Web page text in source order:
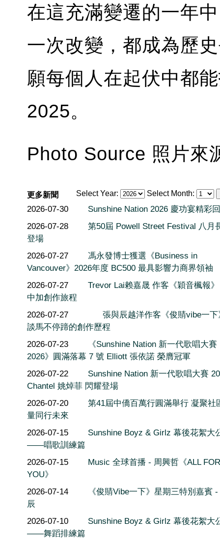
在這充滿變遷的一年
一次改變，都成為歷
願每個人在起伏中都
2025。
Photo Source 照片來
Select Year: Select Month:
更多新聞
2026-07-30
Sunshine Nation 2026 慶功宴精彩
2026-07-28
第50屆 Powell Street Festival 八月
登場
2026-07-27
馮永發博士獲選《Business in
Vancouver》2026年度 BC500 最具影響力商界領袖
2026-07-27
Trevor Lai赖嘉晟 作客《穎音楓報
中加創作旅程
2026-07-27
張與辰越洋作客《俊䝼vibe一下
談馬不停蹄的創作歷程
2026-07-23
《Sunshine Nation 新一代歌唱大賽
2026》圓滿落幕 7 號 Elliott 張依諾 榮膺冠軍
2026-07-22
Sunshine Nation 新一代歌唱大賽
Chantel 姚焯菲 閃耀登場
2026-07-20
第41屆中僑百萬行圓滿舉行 凝聚社
量同行未來
2026-07-15
Sunshine Boyz & Girlz 幕後花絮大
——唱歌訓練篇
2026-07-15
Music 全球首播 - 周興哲《ALL FOR
YOU》
2026-07-14
《俊䝼Vibe一下》星期三特別嘉賓
辰
2026-07-10
Sunshine Boyz & Girlz 幕後花絮大
——舞蹈排練篇